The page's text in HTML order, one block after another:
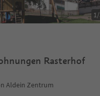
Rasterhof
Aldein Zentrum